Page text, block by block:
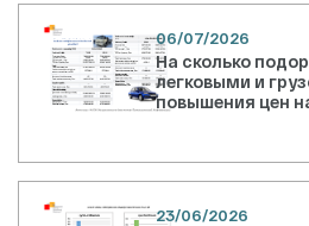
06/07/2026
На сколько
легковыми и
повышения цен
23/06/2026